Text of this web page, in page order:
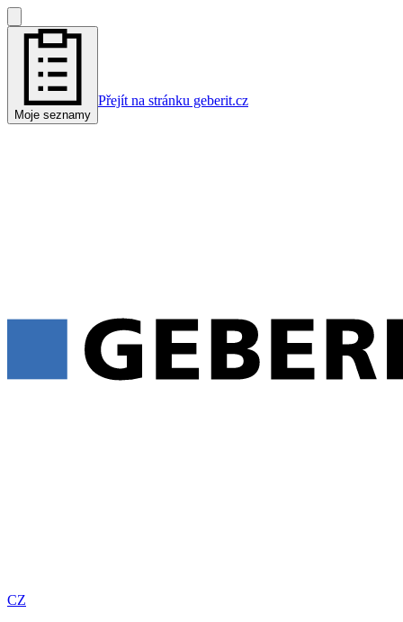
Moje seznamy
Přejít na stránku geberit.cz
CZ